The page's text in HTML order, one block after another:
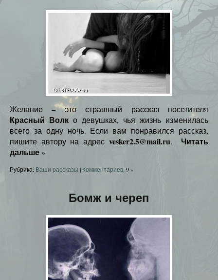
Желание – это страшный рассказ посетителя
Красный Волк о девушках, чья жизнь изменилась
всего за одну ночь. Если вам понравился рассказ,
пишите автору на адрес vesker2.5@mail.ru.
Читать
дальше »
Рубрика: Ваши рассказы | Комментариев: 9 »
Бомж и череп